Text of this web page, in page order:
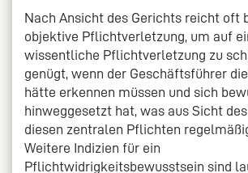
Nach Ansicht des Gerichts reicht oft
objektive Pflichtverletzung, um auf
wissentliche Pflichtverletzung zu
genügt, wenn der Geschäftsführer
hätte erkennen müssen und sich
hinweggesetzt hat, was aus Sicht
diesen zentralen Pflichten
Weitere Indizien für ein
Pflichtwidrigkeitsbewusstsein sind